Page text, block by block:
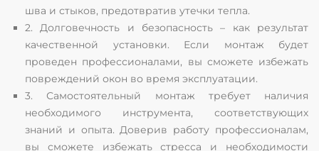
шва и стыков, предотвратив утечки тепла.
2. Долговечность и безопасность – как результат
качественной установки. Если монтаж будет
проведен профессионалами, вы сможете избежать
повреждений окон во время эксплуатации.
3. Самостоятельный монтаж требует наличия
необходимого инструмента, соответствующих
знаний и опыта. Доверив работу профессионалам,
вы сможете избежать стресса и необходимости